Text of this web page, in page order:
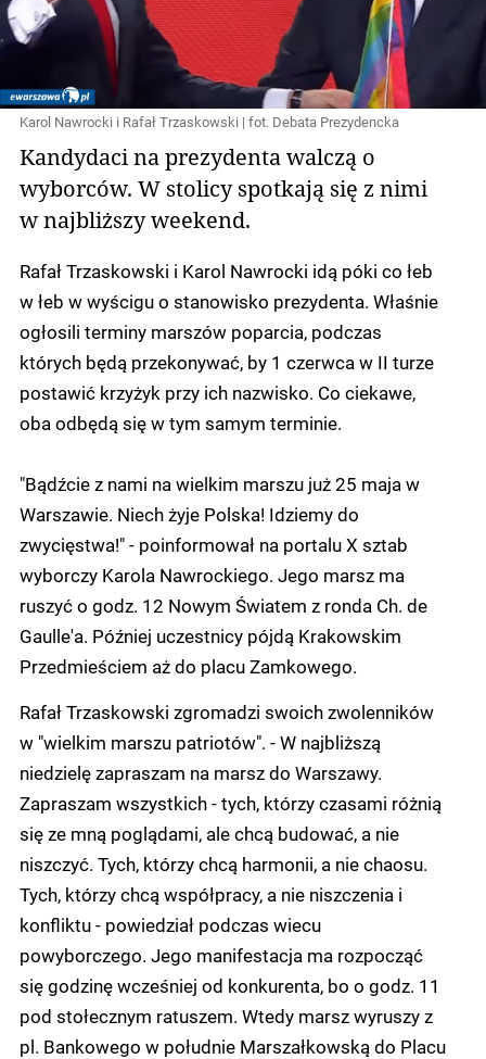
Karol Nawrocki i Rafał Trzaskowski | fot. Debata Prezydencka
Kandydaci na prezydenta walczą o
wyborców. W stolicy spotkają się z nimi
w najbliższy weekend.
Rafał Trzaskowski i Karol Nawrocki idą póki co łeb
w łeb w wyścigu o stanowisko prezydenta. Właśnie
ogłosili terminy marszów poparcia, podczas
których będą przekonywać, by 1 czerwca w II turze
postawić krzyżyk przy ich nazwisko. Co ciekawe,
oba odbędą się w tym samym terminie.
"Bądźcie z nami na wielkim marszu już 25 maja w
Warszawie. Niech żyje Polska! Idziemy do
zwycięstwa!" - poinformował na portalu X sztab
wyborczy Karola Nawrockiego. Jego marsz ma
ruszyć o godz. 12 Nowym Światem z ronda Ch. de
Gaulle'a. Później uczestnicy pójdą Krakowskim
Przedmieściem aż do placu Zamkowego.
Rafał Trzaskowski zgromadzi swoich zwolenników
w "wielkim marszu patriotów". - W najbliższą
niedzielę zapraszam na marsz do Warszawy.
Zapraszam wszystkich - tych, którzy czasami różnią
się ze mną poglądami, ale chcą budować, a nie
niszczyć. Tych, którzy chcą harmonii, a nie chaosu.
Tych, którzy chcą współpracy, a nie niszczenia i
konfliktu - powiedział podczas wiecu
powyborczego. Jego manifestacja ma rozpocząć
się godzinę wcześniej od konkurenta, bo o godz. 11
pod stołecznym ratuszem. Wtedy marsz wyruszy z
pl. Bankowego w południe Marszałkowską do Placu